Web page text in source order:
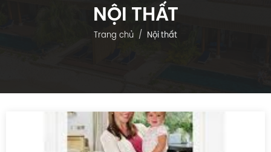
NỘI THẤT
Trang chủ Nội thất